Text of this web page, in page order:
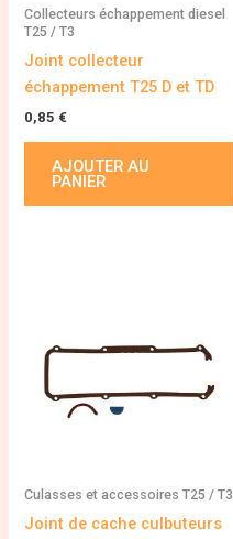
Collecteurs échappement diesel
T25 / T3
Joint collecteur
échappement T25 D et TD
0,85 €
AJOUTER AU
PANIER
Culasses et accessoires T25 / T3
Joint de cache culbuteurs